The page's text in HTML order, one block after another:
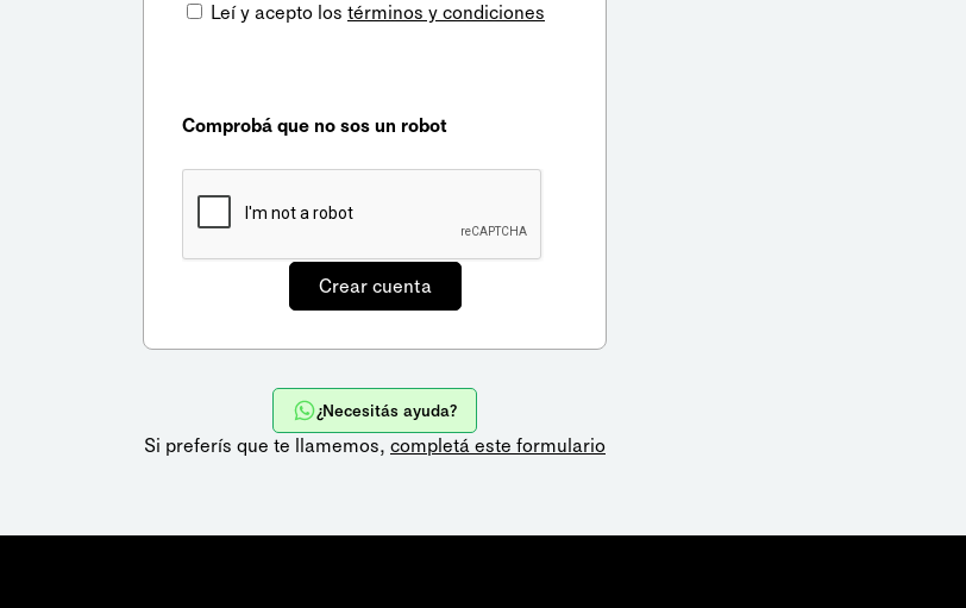
Leí y acepto los términos y condiciones
Comprobá que no sos un robot
¿Necesitás ayuda?
Si preferís que te llamemos, completá este formulario